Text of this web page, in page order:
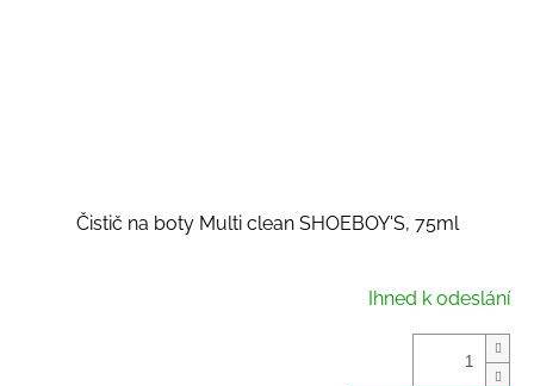
Čistič na boty Multi clean SHOEBOY'S, 75ml
Ihned k odeslání